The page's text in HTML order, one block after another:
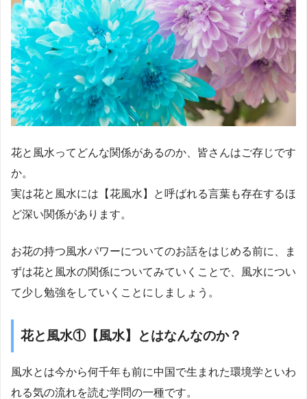
花と風水ってどんな関係があるのか、皆さんはご存じです
か。
実は花と風水には【花風水】と呼ばれる言葉も存在するほ
ど深い関係があります。
お花の持つ風水パワーについてのお話をはじめる前に、ま
ずは花と風水の関係についてみていくことで、風水につい
て少し勉強をしていくことにしましょう。
花と風水①【風水】とはなんなのか？
風水とは今から何千年も前に中国で生まれた環境学といわ
れる気の流れを読む学問の一種です。